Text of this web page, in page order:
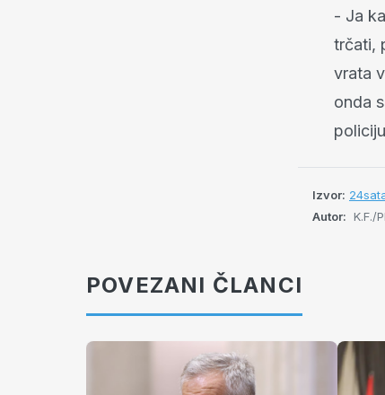
- Ja
trčati,
vrata
onda
Izvor:
Autor: K.F./
POVEZANI ČLANCI